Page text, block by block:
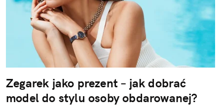
Zegarek jako prezent – jak dobrać
model do stylu osoby obdarowanej?